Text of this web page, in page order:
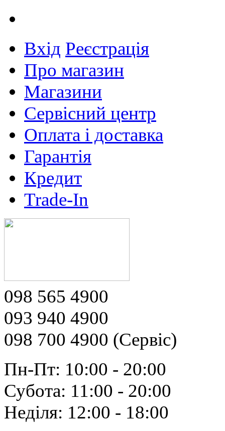
Вхід Реєстрація
Про магазин
Магазини
Сервісний центр
Оплата і доставка
Гарантія
Кредит
Trade-In
098 565 4900
093 940 4900
098 700 4900 (Сервіс)
Пн-Пт: 10:00 - 20:00
Субота: 11:00 - 20:00
Неділя: 12:00 - 18:00